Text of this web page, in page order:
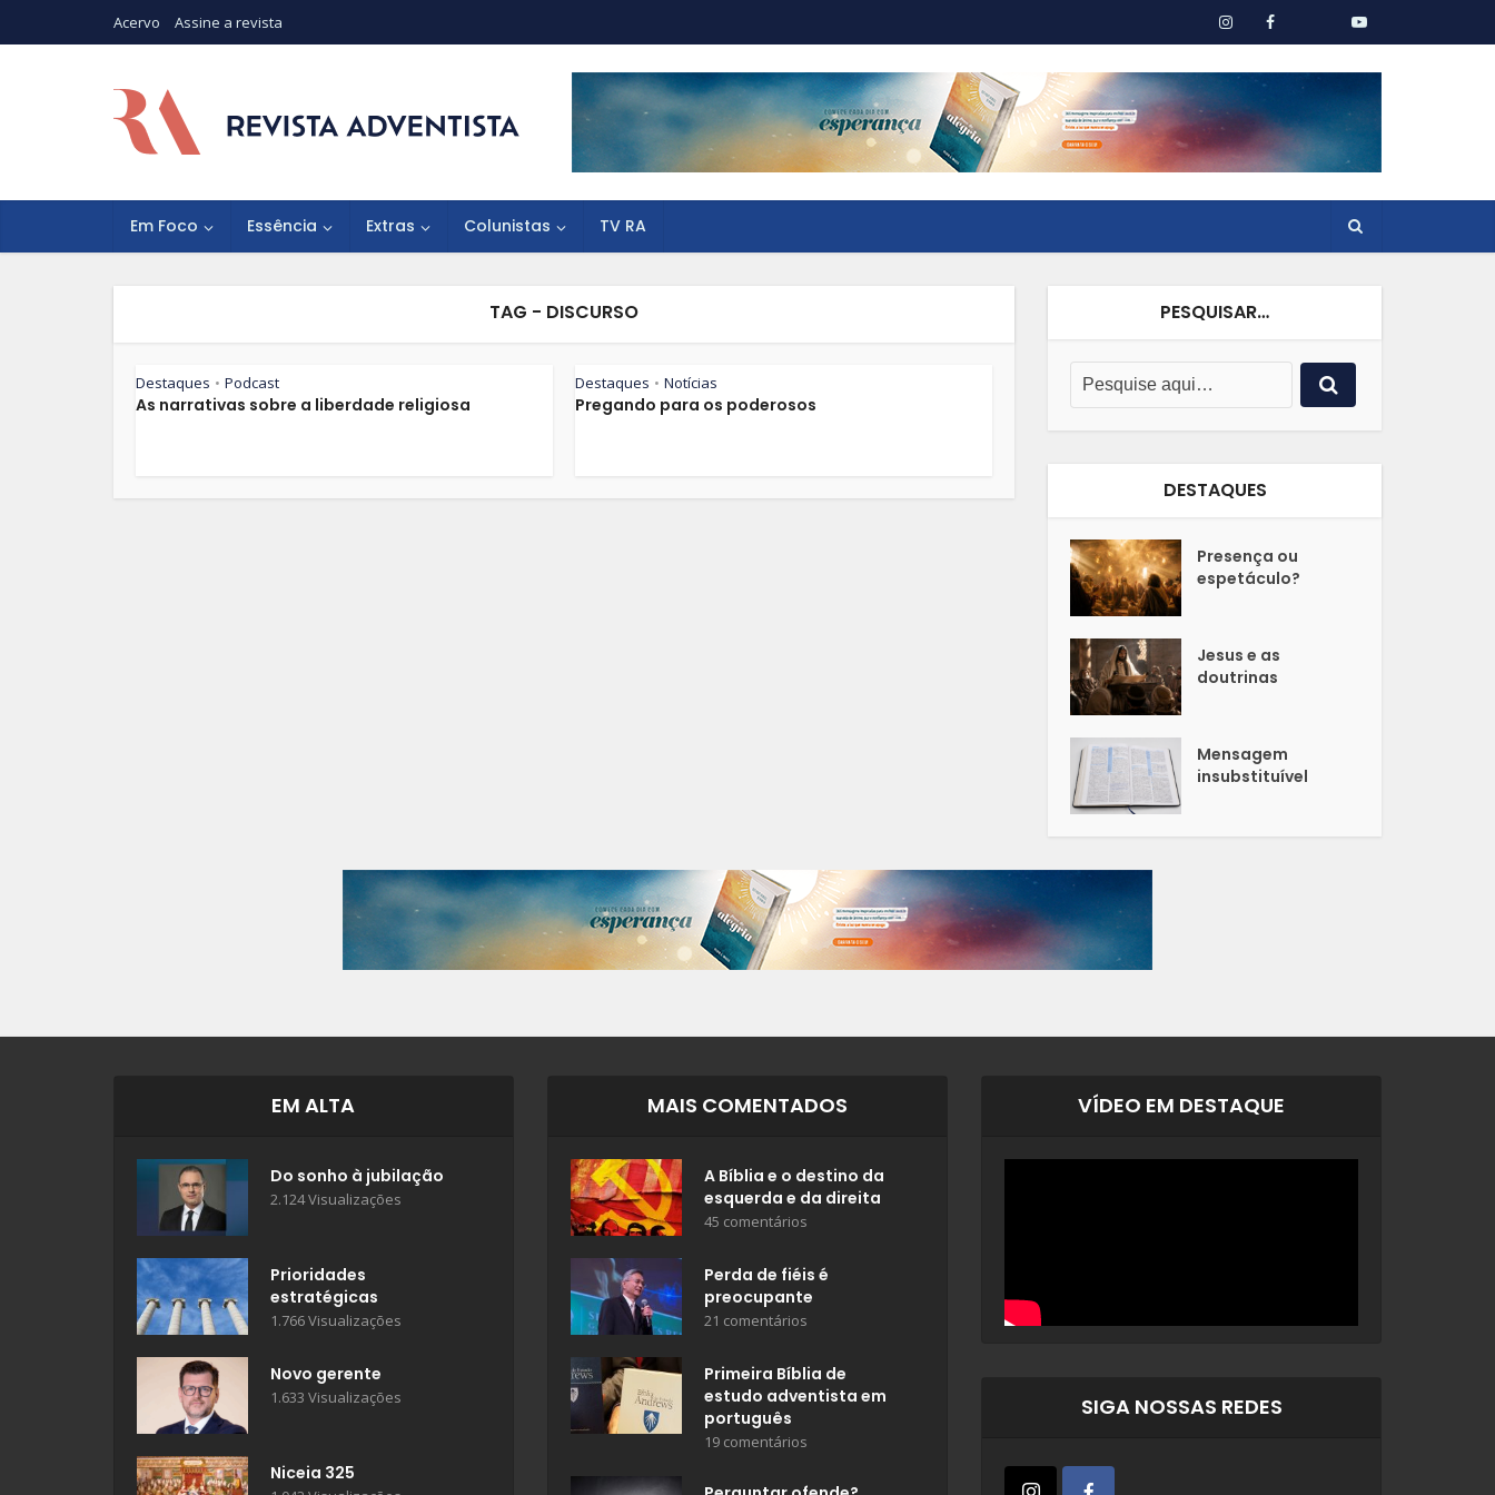
Acervo Assine a revista
Em Foco Essência Extras Colunistas TV RA
TAG - DISCURSO
Destaques • Podcast
As narrativas sobre a liberdade religiosa
Destaques • Notícias
Pregando para os poderosos
PESQUISAR…
DESTAQUES
Presença ou
espetáculo?
Jesus e as
doutrinas
Mensagem
insubstituível
EM ALTA
Do sonho à jubilação
2.124 Visualizações
Prioridades
estratégicas
1.766 Visualizações
Novo gerente
1.633 Visualizações
Niceia 325
MAIS COMENTADOS
A Bíblia e o destino da
esquerda e da direita
45 comentários
Perda de fiéis é
preocupante
21 comentários
Primeira Bíblia de
estudo adventista em
português
19 comentários
VÍDEO EM DESTAQUE
SIGA NOSSAS REDES